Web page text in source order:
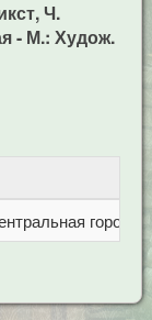
Ч.
- М.: Худож.